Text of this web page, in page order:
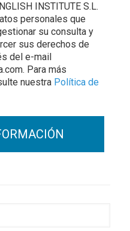
INSTITUTE S.L.
personales que
su consulta y
sus derechos de
del e-mail
Para más
nuestra Política de